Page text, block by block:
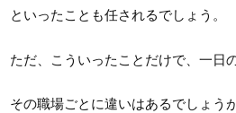
といったことも任されるでしょう。
ただ、こういったことだけで、一日
その職場ごとに違いはあるでしょう